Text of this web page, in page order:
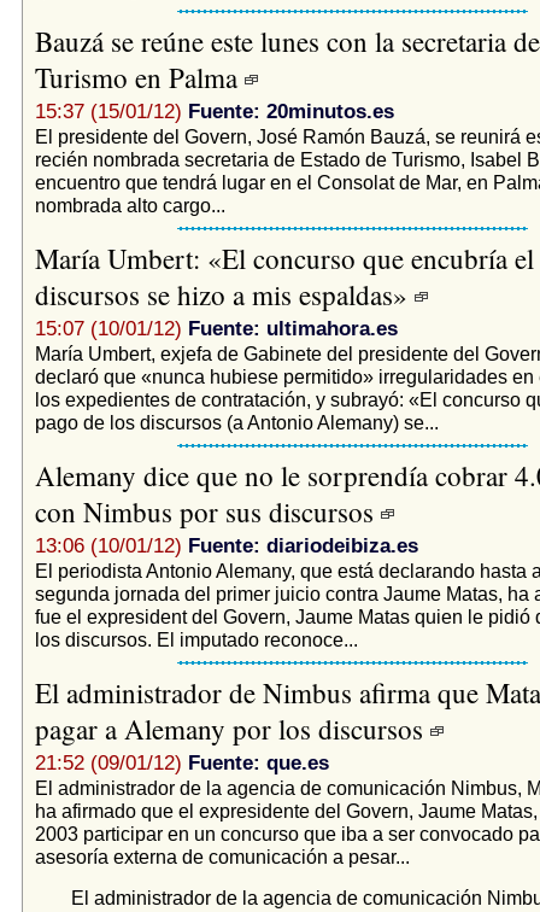
Bauzá se reúne este lunes con la secretaria
Turismo en Palma
15:37 (15/01/12) Fuente: 20minutos.es
El presidente del Govern, José Ramón Bauzá, se reunirá
recién nombrada secretaria de Estado de Turismo, Isabel
encuentro que tendrá lugar en el Consolat de Mar, en
nombrada alto cargo...
María Umbert: «El concurso que encubría
discursos se hizo a mis espaldas»
15:07 (10/01/12) Fuente: ultimahora.es
María Umbert, exjefa de Gabinete del presidente del
declaró que «nunca hubiese permitido» irregularidades en
los expedientes de contratación, y subrayó: «El concurso
pago de los discursos (a Antonio Alemany) se...
Alemany dice que no le sorprendía cobrar
con Nimbus por sus discursos
13:06 (10/01/12) Fuente: diariodeibiza.es
El periodista Antonio Alemany, que está declarando hasta
segunda jornada del primer juicio contra Jaume Matas, ha
fue el expresident del Govern, Jaume Matas quien le pidió
los discursos. El imputado reconoce...
El administrador de Nimbus afirma que
pagar a Alemany por los discursos
21:52 (09/01/12) Fuente: que.es
El administrador de la agencia de comunicación Nimbus,
ha afirmado que el expresidente del Govern, Jaume
2003 participar en un concurso que iba a ser convocado
asesoría externa de comunicación a pesar...
El administrador de la agencia de comunicación